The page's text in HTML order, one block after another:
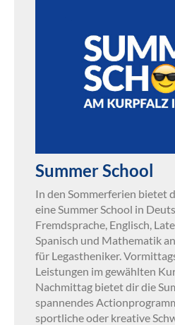
Summer School
In den Sommerferien bietet
eine Summer School in
Fremdsprache, Englisch,
Spanisch und Mathematik
für Legastheniker.
Leistungen im gewählten
Nachmittag bietet dir die
spannendes
sportliche oder kreative